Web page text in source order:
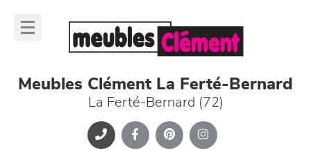
Meubles Clément La Ferté-Bernard
La Ferté-Bernard (72)